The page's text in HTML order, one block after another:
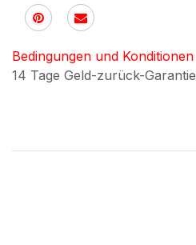
Bedingungen und Konditionen
14 Tage Geld-zurück-Garantie